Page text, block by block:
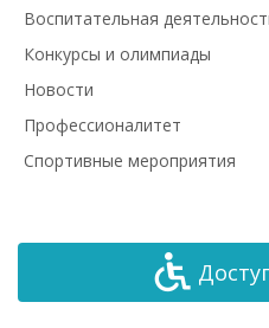
Воспитательная
Конкурсы и олимпиады
Новости
Профессионалитет
Спортивные мероприятия